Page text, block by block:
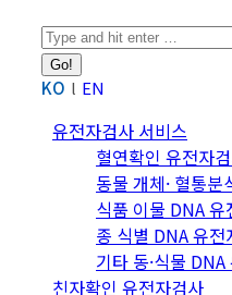
Search:
KO EN
유전자검사 서비스
혈연확인 유전자
동물 개체· 혈통
식품 이물 DNA 유
종 식별 DNA 유전
기타 동·식물
친자확인 유전자검사